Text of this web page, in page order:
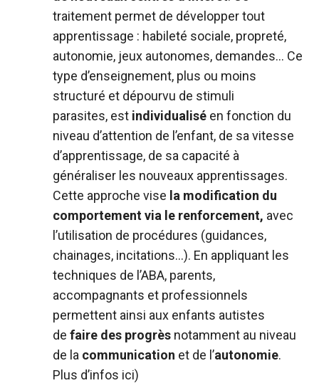
traitement permet de développer tout
apprentissage : habileté sociale, propreté,
autonomie, jeux autonomes, demandes… Ce
type d’enseignement, plus ou moins
structuré et dépourvu de stimuli
parasites, est individualisé en fonction du
niveau d’attention de l’enfant, de sa vitesse
d’apprentissage, de sa capacité à
généraliser les nouveaux apprentissages.
Cette approche vise la modification du
comportement via le renforcement, avec
l’utilisation de procédures (guidances,
chainages, incitations…). En appliquant les
techniques de l’ABA, parents,
accompagnants et professionnels
permettent ainsi aux enfants autistes
de faire des progrès notamment au niveau
de la communication et de l’autonomie.
Plus d’infos ici)